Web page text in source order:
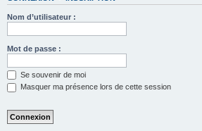
Nom d’utilisateur :
Mot de passe :
Se souvenir de moi
Masquer ma présence lors de cette session